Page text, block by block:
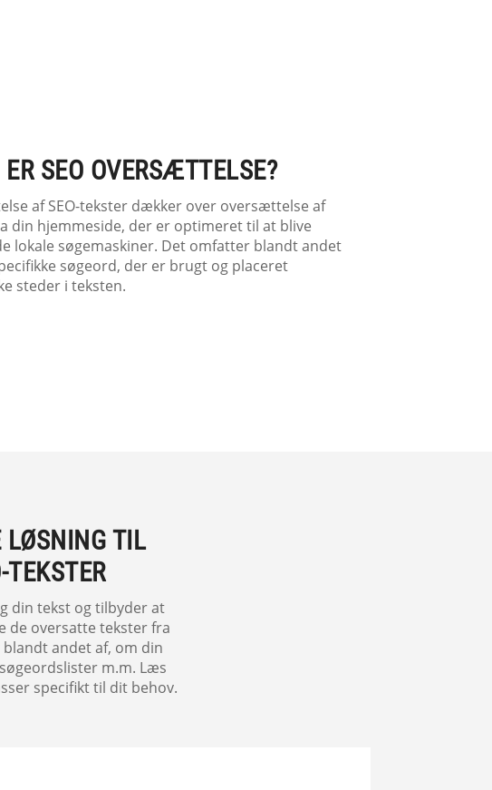
ER SEO OVERSÆTTELSE?
af SEO-tekster dækker over oversættelse af
din hjemmeside, der er optimeret til at blive
lokale søgemaskiner. Det omfatter blandt andet
søgeord, der er brugt og placeret
steder i teksten.
LØSNING TIL
din tekst og tilbyder at
de oversatte tekster fra
andet af, om din
m.m. Læs
specifikt til dit behov.